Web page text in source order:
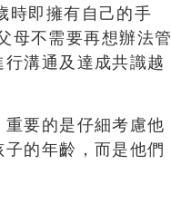
時即擁有自己的手
母不需要再想辦法管
溝通及達成共識越
要的是仔細考慮他
的年齡，而是他們